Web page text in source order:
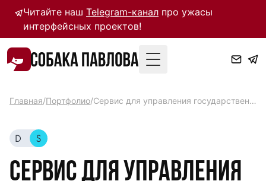
Читайте нашTelegram-канал про ужасы
интерфейсных проектов!
Toggle Menu
Главная/Портфолио/ Cервис для управления государственными реестрами
Cервис для управления